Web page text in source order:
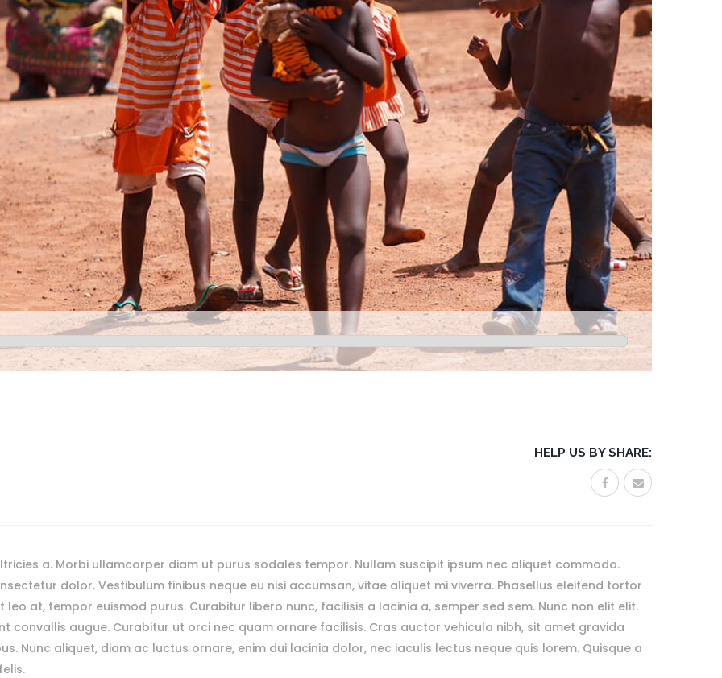
HELP US BY SHARE:
a. Morbi ullamcorper diam ut purus sodales tempor. Nullam suscipit ipsum nec aliquet commodo.
dolor. Vestibulum finibus neque eu nisi accumsan, vitae aliquet mi viverra. Phasellus eleifend tortor
at, tempor euismod purus. Curabitur libero nunc, facilisis a lacinia a, semper sed sem. Nunc non elit elit.
convallis augue. Curabitur ut orci nec quam ornare facilisis. Cras auctor vehicula nibh, sit amet gravida
Nunc aliquet, diam ac luctus ornare, enim dui lacinia dolor, nec iaculis lectus neque quis lorem. Quisque a